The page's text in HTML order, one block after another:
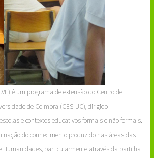
é um programa de extensão do Centro de
de Coimbra (CES-UC), dirigido
e contextos educativos formais e não formais.
do conhecimento produzido nas áreas das
Humanidades, particularmente através da partilha